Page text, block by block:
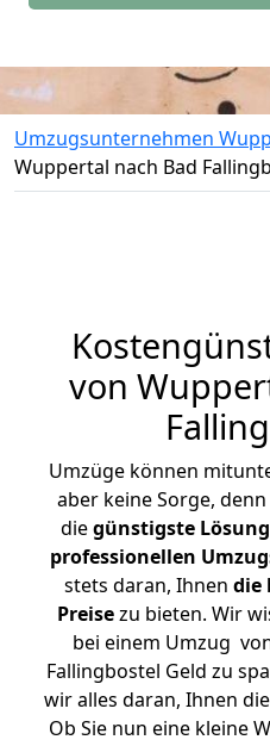
Umzugsunternehmen
Wuppertal nach Bad
von
Umzüge können
aber keine Sorge,
diegünstigste Lösung
professionellen
stets daran, Ihnen die
Preisezu bieten. Wir
bei einem Umzug
Fallingbostel Geld zu
wir alles daran, Ihnen
Ob Sie nun eine kleine